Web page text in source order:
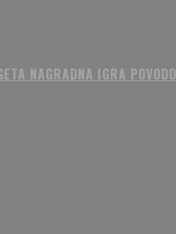
NAGRADNA IGRA